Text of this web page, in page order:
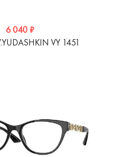
6 040 ₽
VY 1451